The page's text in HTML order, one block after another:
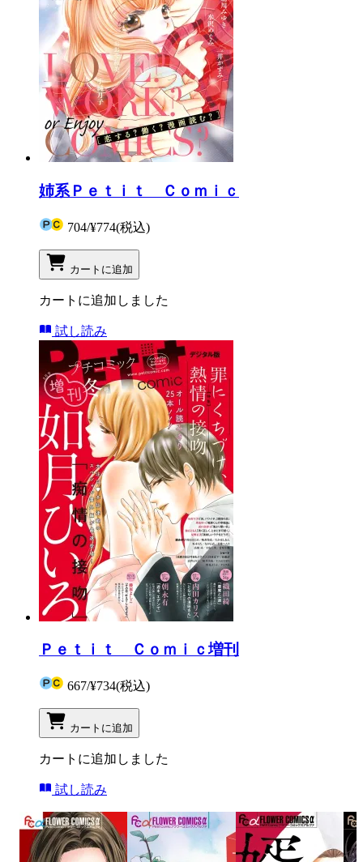
姉系Ｐｅｔｉｔ Ｃｏｍｉｃ
704/¥774(税込)
カートに追加
カートに追加しました
試し読み
Ｐｅｔｉｔ Ｃｏｍｉｃ増刊
667/¥734(税込)
カートに追加
カートに追加しました
試し読み